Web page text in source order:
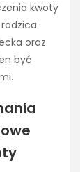
kwoty
oraz
być